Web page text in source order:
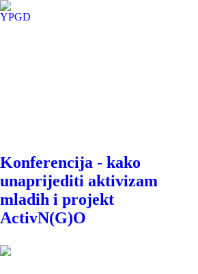
Konferencija - kako
unaprijediti aktivizam
mladih i projekt
ActivN(G)O